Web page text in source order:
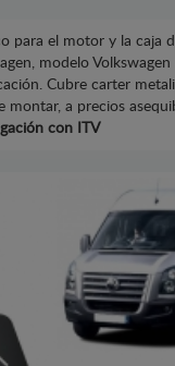
para el motor y la caja
modelo
Cubre carter
montar, a precios
con ITV